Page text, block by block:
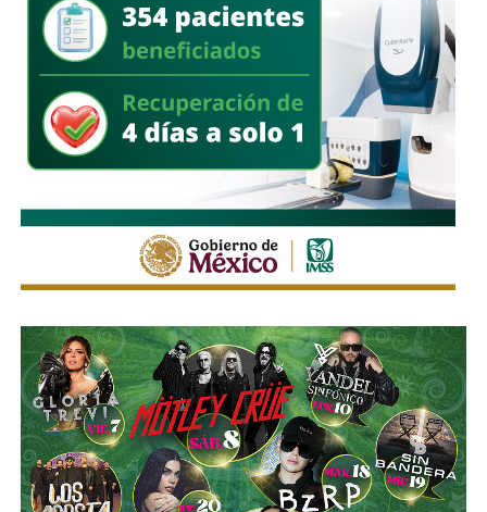
Pateldefendió la estrategia al argumentar que la
cooperación internacional es necesaria para enfrentar
redes criminales que operan a través de múltiples
jurisdicciones y utilizan estructuras globales para el tráfico
de drogas, las estafas cibernéticas y otros delitos de
alcance internacional.
EU ofrece más de 100 millones por líderes
del CJNG